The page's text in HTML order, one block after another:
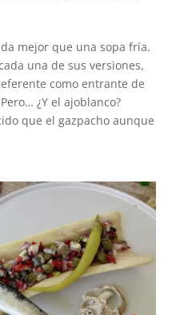
mejor que una sopa fría.
una de sus versiones,
como entrante de
¿Y el ajoblanco?
que el gazpacho aunque